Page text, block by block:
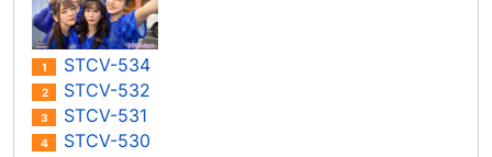
1 STCV-534
2 STCV-532
3 STCV-531
4 STCV-530